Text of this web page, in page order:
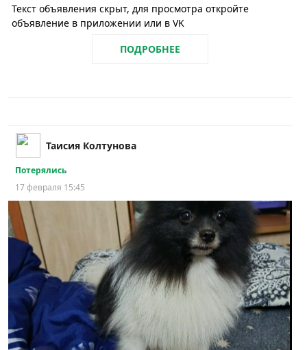
Текст объявления скрыт, для просмотра откройте
объявление в приложении или в VK
ПОДРОБНЕЕ
Таисия Колтунова
Потерялись
17 февраля 15:45